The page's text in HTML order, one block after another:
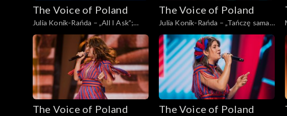
The Voice of Poland
Julia Konik-Rańda – „All I Ask”;
„The Voice of Poland”, Live, 23
listopada 2024
The Voice of Poland
Julia Konik-Rańda – „Tańczę sama”;
„The Voice of Poland”, Live, 23
listopada 2024
The Voice of Poland The Voice of Poland